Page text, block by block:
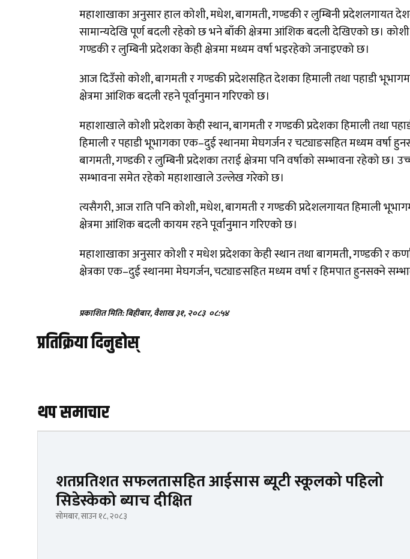
महाशाखाका अनुसार हाल कोशी, मधेश, बागमती, गण्डकी र लुम्बिनी प्रदेशलगायत
सामान्यदेखि पूर्ण बदली रहेको छ भने बाँकी क्षेत्रमा आंशिक बदली देखिएको छ।
गण्डकी र लुम्बिनी प्रदेशका केही क्षेत्रमा मध्यम वर्षा भइरहेको जनाइएको छ।
आज दिउँसो कोशी, बागमती र गण्डकी प्रदेशसहित देशका हिमाली तथा पहाडी
क्षेत्रमा आंशिक बदली रहने पूर्वानुमान गरिएको छ।
महाशाखाले कोशी प्रदेशका केही स्थान, बागमती र गण्डकी प्रदेशका हिमाली तथा
हिमाली र पहाडी भूभागका एक–दुई स्थानमा मेघगर्जन र चट्याङसहित मध्यम वर्षा
बागमती, गण्डकी र लुम्बिनी प्रदेशका तराई क्षेत्रमा पनि वर्षाको सम्भावना रहेको छ।
सम्भावना समेत रहेको महाशाखाले उल्लेख गरेको छ।
त्यसैगरी, आज राति पनि कोशी, मधेश, बागमती र गण्डकी प्रदेशलगायत हिमाली
क्षेत्रमा आंशिक बदली कायम रहने पूर्वानुमान गरिएको छ।
महाशाखाका अनुसार कोशी र मधेश प्रदेशका केही स्थान तथा बागमती, गण्डकी र
क्षेत्रका एक–दुई स्थानमा मेघगर्जन, चट्याङसहित मध्यम वर्षा र हिमपात हुनसक्ने
प्रकाशित मिति: बिहीबार, वैशाख ३१, २०८३ ०८:५४
प्रतिक्रिया दिनुहोस्
थप समाचार
शतप्रतिशत सफलतासहित आईसास ब्यूटी स्कूलको पहिलो
सिडेस्केको ब्याच दीक्षित
सोमबार, साउन १८, २०८३